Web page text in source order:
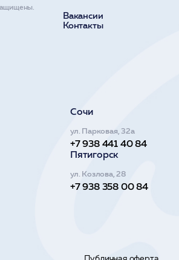
Вакансии
Контакты
Сочи
ул. Парковая, 32а
+7 938 441 40 84
Пятигорск
ул. Козлова, 28
+7 938 358 00 84
Публичная оферта